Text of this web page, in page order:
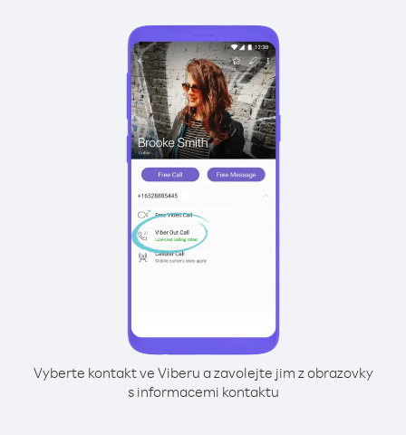
Vyberte kontakt ve Viberu a zavolejte jim z obrazovky
s informacemi kontaktu